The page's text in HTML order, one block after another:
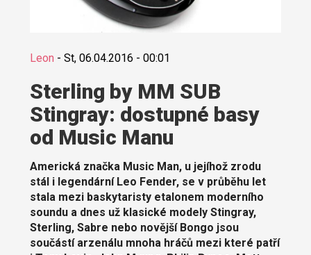
Leon - St, 06.04.2016 - 00:01
Sterling by MM SUB
Stingray: dostupné basy
od Music Manu
Americká značka Music Man, u jejíhož zrodu
stál i legendární Leo Fender, se v průběhu let
stala mezi baskytaristy etalonem moderního
soundu a dnes už klasické modely Stingray,
Sterling, Sabre nebo novější Bongo jsou
součástí arzenálu mnoha hráčů mezi které patří